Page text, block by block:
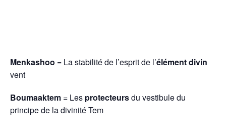
Menkashoo = La stabilité de l’esprit de l’élément divin
vent
Boumaaktem = Les protecteursdu vestibule du
principe de la divinité Tem